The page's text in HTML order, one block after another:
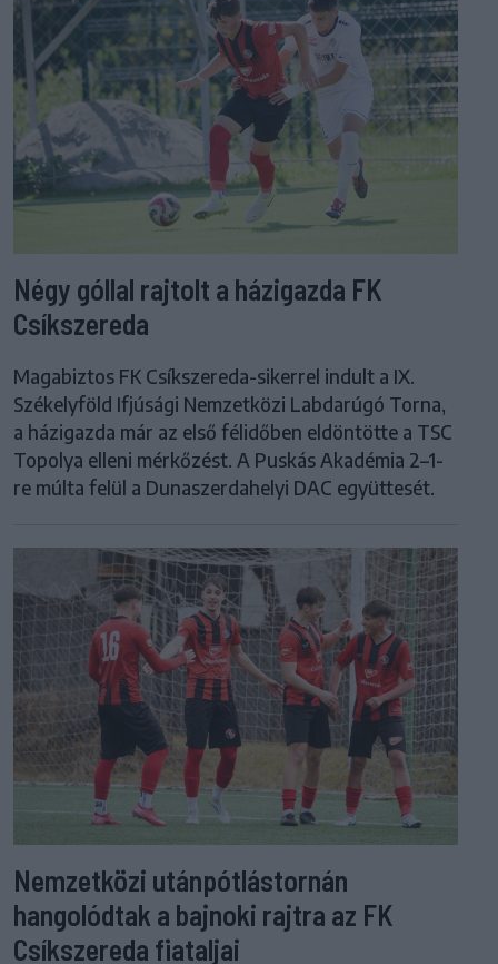
Négy góllal rajtolt a házigazda FK
Csíkszereda
Magabiztos FK Csíkszereda-sikerrel indult a IX.
Székelyföld Ifjúsági Nemzetközi Labdarúgó Torna,
a házigazda már az első félidőben eldöntötte a TSC
Topolya elleni mérkőzést. A Puskás Akadémia 2–1-
re múlta felül a Dunaszerdahelyi DAC együttesét.
Nemzetközi utánpótlástornán
hangolódtak a bajnoki rajtra az FK
Csíkszereda fiataljai